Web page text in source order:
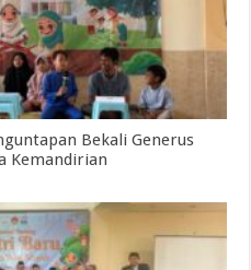
Bekali Generus
Kemandirian